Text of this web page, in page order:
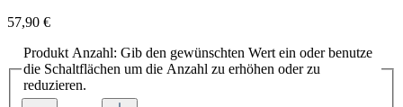
57,90 €
Produkt Anzahl: Gib den gewünschten Wert ein oder benutze
die Schaltflächen um die Anzahl zu erhöhen oder zu
reduzieren.